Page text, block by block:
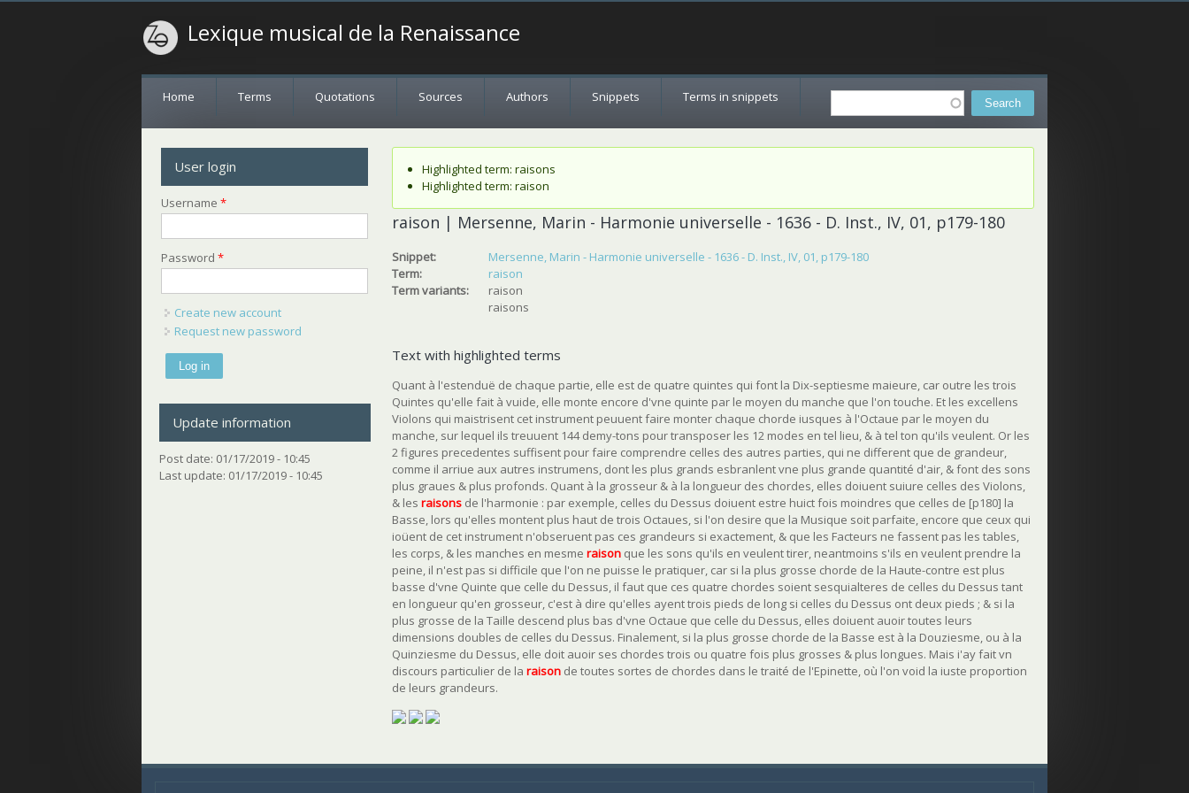
Lexique musical de la Renaissance
Search
Home Terms Quotations Sources Authors Snippets Terms in snippets
Status message
Highlighted term: raisons
Highlighted term: raison
raison | Mersenne, Marin - Harmonie universelle - 1636 - D. Inst., IV, 01, p179-180
Snippet:
Mersenne, Marin - Harmonie universelle - 1636 - D. Inst., IV, 01, p179-180
Term:
raison
Term variants:
raison
raisons
Text with highlighted terms
Quant à l'estenduë de chaque partie, elle est de quatre quintes qui font la Dix-septiesme maieure, car outre les trois
Quintes qu'elle fait à vuide, elle monte encore d'vne quinte par le moyen du manche que l'on touche. Et les excellens
Violons qui maistrisent cet instrument peuuent faire monter chaque chorde iusques à l'Octaue par le moyen du
manche, sur lequel ils treuuent 144 demy-tons pour transposer les 12 modes en tel lieu, & à tel ton qu'ils veulent. Or les
2 figures precedentes suffisent pour faire comprendre celles des autres parties, qui ne different que de grandeur,
comme il arriue aux autres instrumens, dont les plus grands esbranlent vne plus grande quantité d'air, & font des sons
plus graues & plus profonds. Quant à la grosseur & à la longueur des chordes, elles doiuent suiure celles des Violons,
& lesraisons de l'harmonie : par exemple, celles du Dessus doiuent estre huict fois moindres que celles de [p180] la
Basse, lors qu'elles montent plus haut de trois Octaues, si l'on desire que la Musique soit parfaite, encore que ceux qui
ioüent de cet instrument n'obseruent pas ces grandeurs si exactement, & que les Facteurs ne fassent pas les tables,
les corps, & les manches en mesmeraison que les sons qu'ils en veulent tirer, neantmoins s'ils en veulent prendre la
peine, il n'est pas si difficile que l'on ne puisse le pratiquer, car si la plus grosse chorde de la Haute-contre est plus
basse d'vne Quinte que celle du Dessus, il faut que ces quatre chordes soient sesquialteres de celles du Dessus tant
en longueur qu'en grosseur, c'est à dire qu'elles ayent trois pieds de long si celles du Dessus ont deux pieds ; & si la
plus grosse de la Taille descend plus bas d'vne Octaue que celle du Dessus, elles doiuent auoir toutes leurs
dimensions doubles de celles du Dessus. Finalement, si la plus grosse chorde de la Basse est à la Douziesme, ou à la
Quinziesme du Dessus, elle doit auoir ses chordes trois ou quatre fois plus grosses & plus longues. Mais i'ay fait vn
discours particulier de laraison de toutes sortes de chordes dans le traité de l'Epinette, où l'on void la iuste proportion
de leurs grandeurs.
User login
Username*
Password*
Create new account
Request new password
Update information
Post date: 01/17/2019 - 10:45
Last update: 01/17/2019 - 10:45